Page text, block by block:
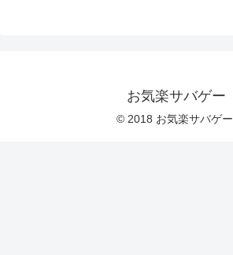
お気楽サバゲー
© 2018 お気楽サバゲー.